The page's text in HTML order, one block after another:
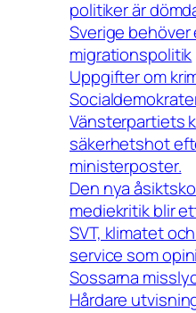
politiker är
Sverige behöver
migrationspolitik
Uppgifter om
Vänsterpartiets
säkerhetshot
ministerposter.
Den nya
mediekritik blir
SVT, klimatet
service som
Sossarna
Hårdare